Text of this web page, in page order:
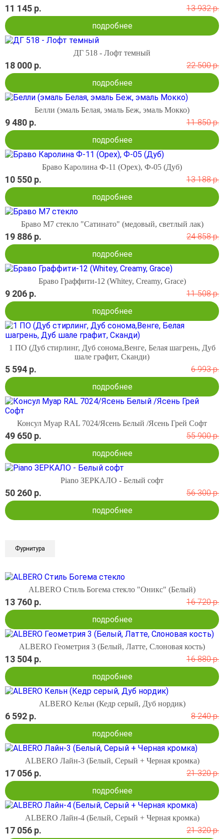
11 145 р.
13 932 р.
подробнее
ДГ 518 - Лофт темный
18 000 р.
22 500 р.
подробнее
Белли (эмаль Белая, эмаль Беж, эмаль Мокко)
9 480 р.
11 850 р.
подробнее
Браво Каролина Ф-11 (Орех), Ф-05 (Дуб)
10 550 р.
13 188 р.
подробнее
Браво М7 стекло "Сатинато" (медовый, светлый лак)
19 886 р.
24 858 р.
подробнее
Браво Граффити-12 (Whitey, Creamy, Grace)
9 206 р.
11 508 р.
подробнее
1 ПО (Дуб стирлинг, Дуб сонома,Венге, Белая шагрень, Дуб
шале графит, Сканди)
5 594 р.
6 993 р.
подробнее
Консул Муар RAL 7024/Ясень Белый /Ясень Грей Софт
49 650 р.
55 900 р.
подробнее
Piano ЗЕРКАЛО - Белый софт
50 260 р.
56 300 р.
подробнее
Фурнитура
ALBERO Стиль Богема стекло "Оникс" (Белый)
13 760 р.
16 720 р.
подробнее
ALBERO Геометрия 3 (Белый, Латте, Слоновая кость)
13 504 р.
16 880 р.
подробнее
ALBERO Кельн (Кедр серый, Дуб нордик)
6 592 р.
8 240 р.
подробнее
ALBERO Лайн-3 (Белый, Серый + Черная кромка)
17 056 р.
21 320 р.
подробнее
ALBERO Лайн-4 (Белый, Серый + Черная кромка)
17 056 р.
21 320 р.